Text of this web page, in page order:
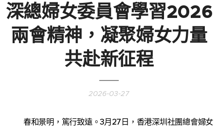
深總婦女委員會學習2026
兩會精神，凝聚婦女力量
共赴新征程
2026-03-27
春和景明，篤行致遠。3月27日，香港深圳社團總會婦女